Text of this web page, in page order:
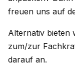
freuen uns auf
Alternativ bieten
zum/zur
darauf an.